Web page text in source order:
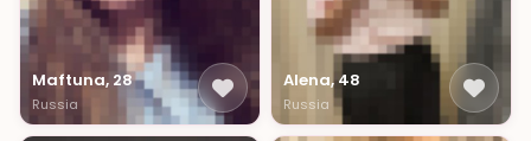
Maftuna, 28
Russia
Alena, 48
Russia